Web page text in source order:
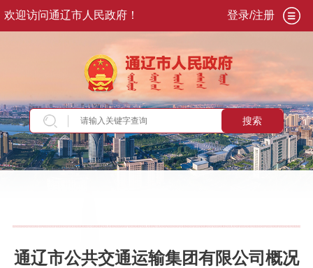
欢迎访问通辽市人民政府！ 登录/注册
搜索
当前位置：首页>政务公开>政府信息公开>法
位信息公开 >公共交通领域
通辽市公共交通运输集团有限公司概况